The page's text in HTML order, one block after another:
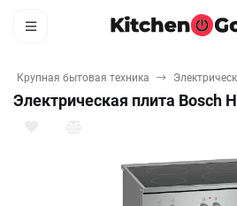
Крупная бытовая техника
Электрическая плита Bosch